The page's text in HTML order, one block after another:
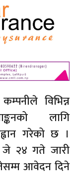
विभिन्न
लागि
गरेको छ ।
जे २४ गते जारी
आवेदन दिने